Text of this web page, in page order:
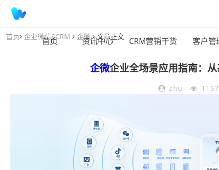
首页 资讯中心 CRM营销干货 客户管
首页 企业微信SCRM 企微 文章正文
企微企业全场景应用指南：
zhu